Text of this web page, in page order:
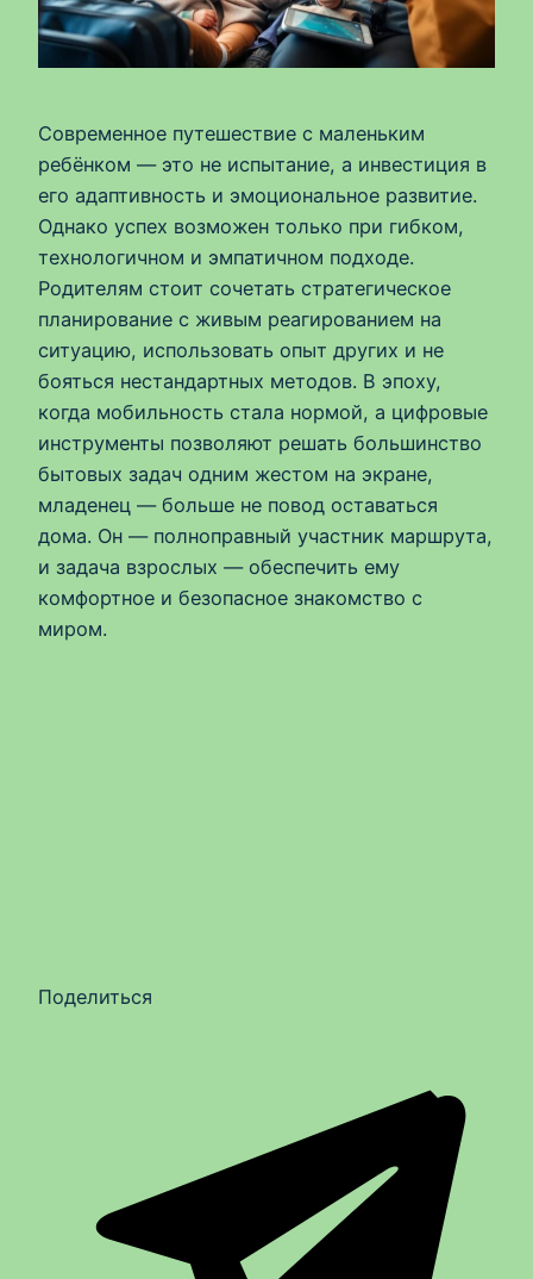
Современное путешествие с маленьким
ребёнком — это не испытание, а инвестиция в
его адаптивность и эмоциональное развитие.
Однако успех возможен только при гибком,
технологичном и эмпатичном подходе.
Родителям стоит сочетать стратегическое
планирование с живым реагированием на
ситуацию, использовать опыт других и не
бояться нестандартных методов. В эпоху,
когда мобильность стала нормой, а цифровые
инструменты позволяют решать большинство
бытовых задач одним жестом на экране,
младенец — больше не повод оставаться
дома. Он — полноправный участник маршрута,
и задача взрослых — обеспечить ему
комфортное и безопасное знакомство с
миром.
Поделиться